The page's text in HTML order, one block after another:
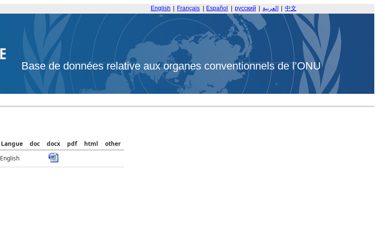
English Français Español русский العربية 中文
Base de données relative aux organes conventionnels de l’ONU
Langue doc docx pdf html
other
English